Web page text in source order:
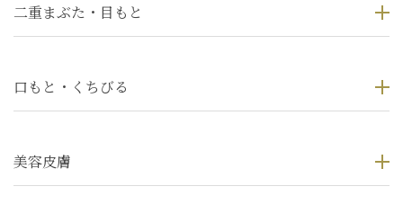
二重まぶた・目もと
口もと・くちびる
美容皮膚